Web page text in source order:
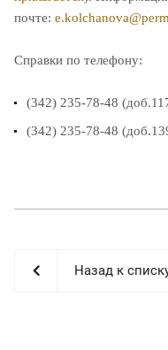
почте:
Справки по телефону:
(342) 235-78-48
(342) 235-78-48
Назад к